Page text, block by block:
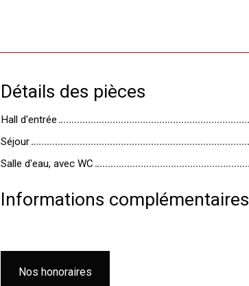
Détails des pièces
Hall d'entrée
Séjour
Salle d'eau, avec WC
Informations complémentaires
Nos honoraires